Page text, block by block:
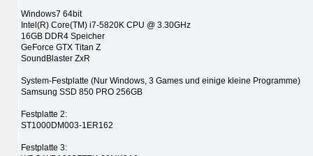
Windows7 64bit
Intel(R) Core(TM) i7-5820K CPU @ 3.30GHz
16GB DDR4 Speicher
GeForce GTX Titan Z
SoundBlaster ZxR
System-Festplatte (Nur Windows, 3 Games und einige kleine Programme)
Samsung SSD 850 PRO 256GB
Festplatte 2:
ST1000DM003-1ER162
Festplatte 3: